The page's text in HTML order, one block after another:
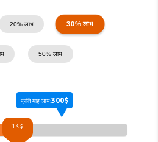
20% लाभ 30% लाभ
50% लाभ
1K $
प्रति माह आय:300$